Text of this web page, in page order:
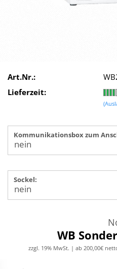
Art.Nr.:
Lieferzeit:
Kommunikationsbox zum
Sockel:
WB
zzgl. 19% MwSt. | ab 200,00€